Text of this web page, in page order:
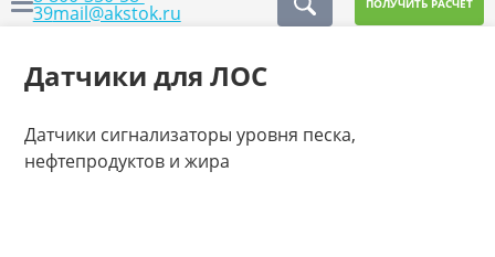
39mail@akstok.ru ПОЛУЧИТЬ РАСЧЁТ
Датчики для ЛОС
Датчики сигнализаторы уровня песка,
нефтепродуктов и жира